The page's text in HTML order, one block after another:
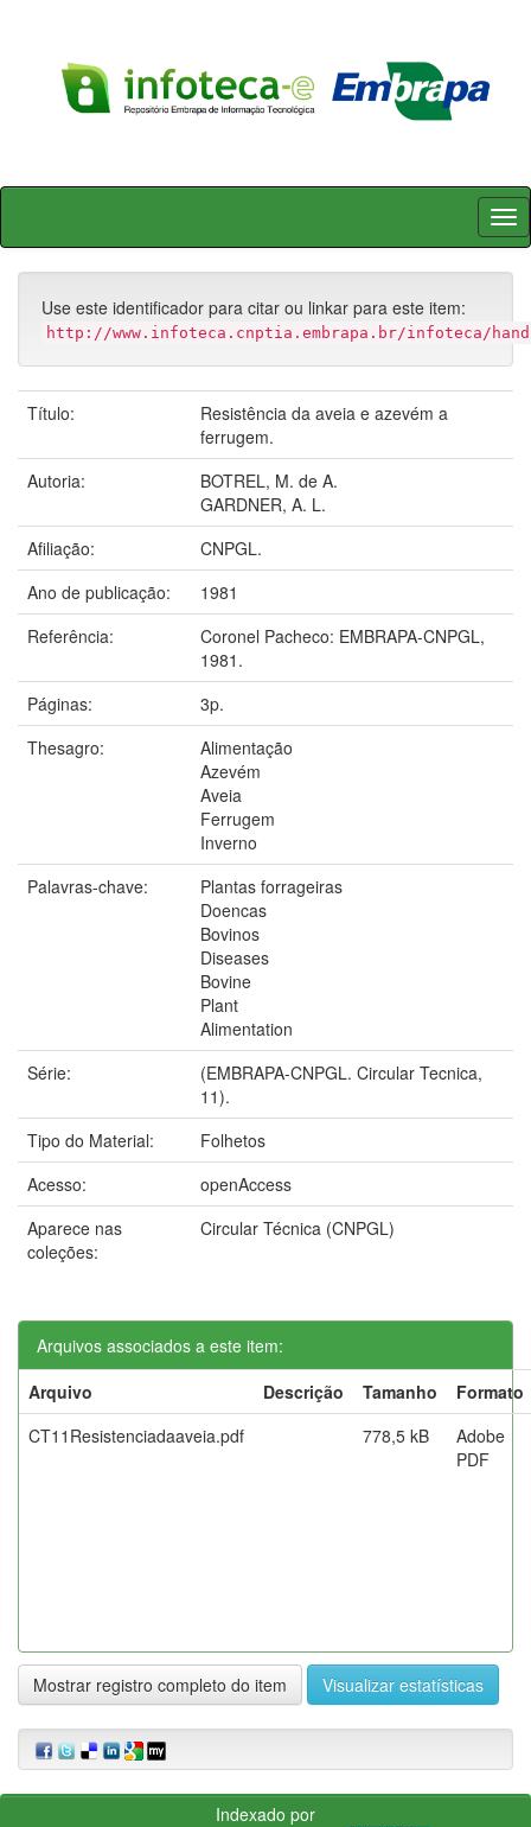
Skip
Use este identificador para citar ou linkar para este item:
http://www.infoteca.cnptia.embrapa.br/infoteca/
Título:
Resistência da aveia e azevém a
ferrugem.
Autoria:
BOTREL, M. de A.
GARDNER, A. L.
Afiliação:
CNPGL.
Ano de publicação:
1981
Referência:
Coronel Pacheco: EMBRAPA-CNPGL,
1981.
Páginas:
3p.
Thesagro:
Alimentação
Azevém
Aveia
Ferrugem
Inverno
Palavras-chave:
Plantas forrageiras
Doencas
Bovinos
Diseases
Bovine
Plant
Alimentation
Série:
(EMBRAPA-CNPGL. Circular Tecnica,
11).
Tipo do Material:
Folhetos
Acesso:
openAccess
Aparece nas
coleções:
Circular Técnica (CNPGL)
Arquivos associados a este item:
Arquivo
Descrição Tamanho
Formato
CT11Resistenciadaaveia.pdf
778,5 kB
Adobe
PDF
Mostrar registro completo do item Visualizar estatísticas
Indexado por